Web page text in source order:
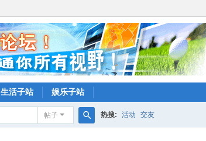
生活子站 娱乐子站
帖子 热搜: 活动 交友